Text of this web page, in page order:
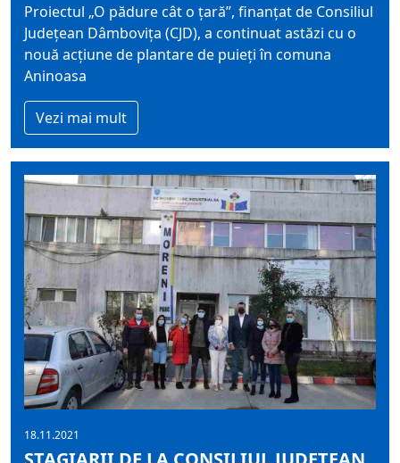
Proiectul „O pădure cât o țară”, finanțat de Consiliul
Județean Dâmbovița (CJD), a continuat astăzi cu o
nouă acțiune de plantare de puieți în comuna
Aninoasa
Vezi mai mult
18.11.2021